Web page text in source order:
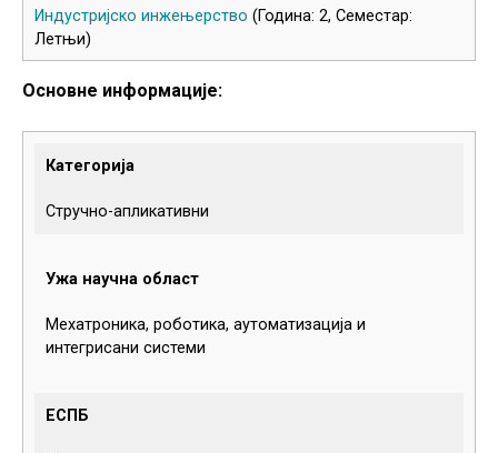
Индустријско инжењерство (Година: 2, Семестар:
Летњи)
Основне информације:
Категорија
Стручно-апликативни
Ужа научна област
Мехатроника, роботика, аутоматизација и
интегрисани системи
ЕСПБ